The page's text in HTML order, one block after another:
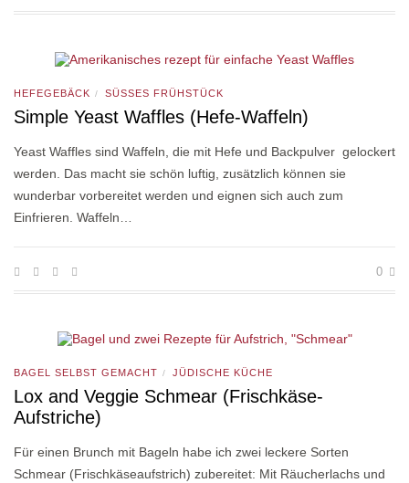
HEFEGEBÄCK / SÜSSES FRÜHSTÜCK
Simple Yeast Waffles (Hefe-Waffeln)
Yeast Waffles sind Waffeln, die mit Hefe und Backpulver gelockert
werden. Das macht sie schön luftig, zusätzlich können sie
wunderbar vorbereitet werden und eignen sich auch zum
Einfrieren. Waffeln…
0
BAGEL SELBST GEMACHT / JÜDISCHE KÜCHE
Lox and Veggie Schmear (Frischkäse-
Aufstriche)
Für einen Brunch mit Bageln habe ich zwei leckere Sorten
Schmear (Frischkäseaufstrich) zubereitet: Mit Räucherlachs und